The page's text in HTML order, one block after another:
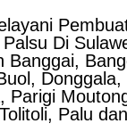
Di
Banggai,
Donggala,
Parigi
Palu